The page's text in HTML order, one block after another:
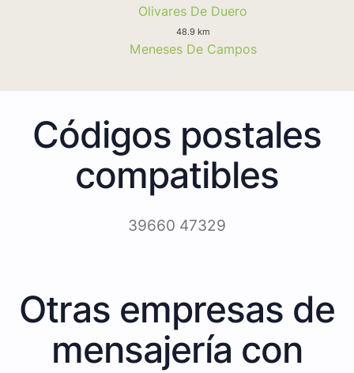
Olivares De Duero
48.9 km
Meneses De Campos
Códigos postales
compatibles
39660 47329
Otras empresas de
mensajería con